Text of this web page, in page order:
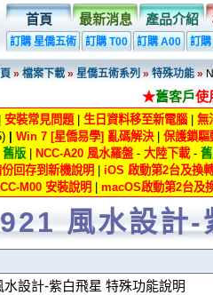
首頁 最新消息 產品介紹
訂購 星僑五術 訂購 T00 訂購 A00 訂
»檔案下載»星僑五術系列»特殊功能»
★舊客戶使
安裝常見問題| 生日資料移至新電腦| 無
Win 7 [星僑易學] 亂碼解決| 保護鎖驅
舊版 NCC-A20 風水羅盤- 大陸下載-
回存到新機說明
iOS 啟動第2台及換
M00 安裝說明 macOS啟動第2台及
風水設計-
水設計-紫白飛星 特殊功能說明